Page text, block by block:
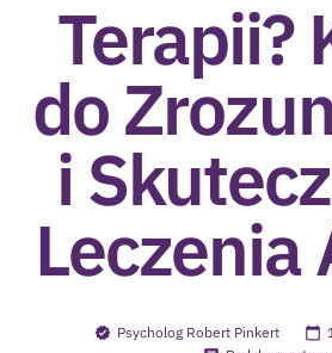
do
i
Leczenia
Brak komentarzy